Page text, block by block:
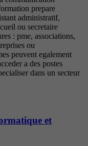
prepare
administratif,
ou secretaire
: pme, associations,
ou
peuvent egalement
a des postes
dans un secteur
et